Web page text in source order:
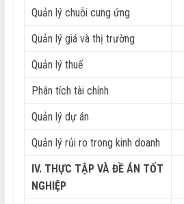
Quản lý chuỗi cung ứng
Quản lý giá và thị trường
Quản lý thuế
Phân tích tài chính
Quản lý dự án
Quản lý rủi ro trong kinh doanh
IV. THỰC TẬP VÀ ĐỀ ÁN TỐT
NGHIỆP